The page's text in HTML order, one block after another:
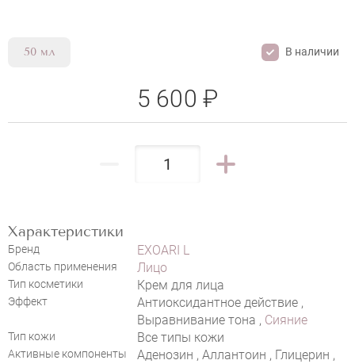
EXOARI L PREMIUM MOISTURE
EXOSOME GLOW PEARL BASE
(LIMITED EDITION)
50 мл В наличии
Характеристики
Бренд EXOARI L
Область применения Лицо
Тип косметики Крем для лица
Эффект
Антиоксидантное действие ,
Выравнивание тона , Сияние
Тип кожи Все типы кожи
Активные компоненты
Аденозин , Аллантоин , Глицерин ,
5 600 ₽
НАПИСАТЬ ОТЗЫВ